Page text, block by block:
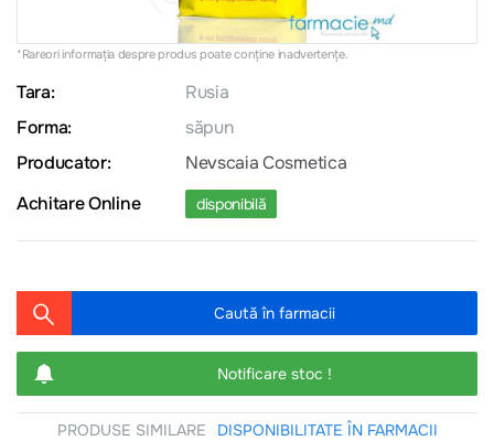
*Rareori informația despre produs poate conţine inadvertenţe.
Tara:
Rusia
Forma:
săpun
Producator:
Nevscaia Cosmetica
Achitare Online
disponibilă
Caută în farmacii
Notificare stoc !
PRODUSE SIMILARE
DISPONIBILITATE ÎN FARMACII